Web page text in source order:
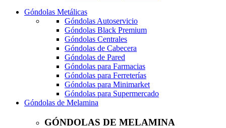
Góndolas Metálicas
Góndolas Autoservicio
Góndolas Black Premium
Góndolas Centrales
Góndolas de Cabecera
Góndolas de Pared
Góndolas para Farmacias
Góndolas para Ferreterías
Góndolas para Minimarket
Góndolas para Supermercado
Góndolas de Melamina
GÓNDOLAS DE MELAMINA